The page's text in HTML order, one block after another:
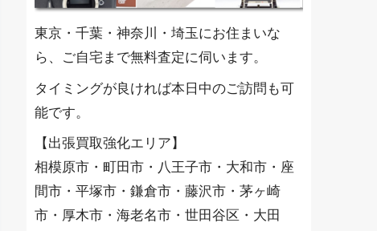
東京・千葉・神奈川・埼玉にお住まいな
ら、ご自宅まで無料査定に伺います。
タイミングが良ければ本日中のご訪問も可
能です。
【出張買取強化エリア】
相模原市・町田市・八王子市・大和市・座
間市・平塚市・鎌倉市・藤沢市・茅ヶ崎
市・厚木市・海老名市・世田谷区・大田